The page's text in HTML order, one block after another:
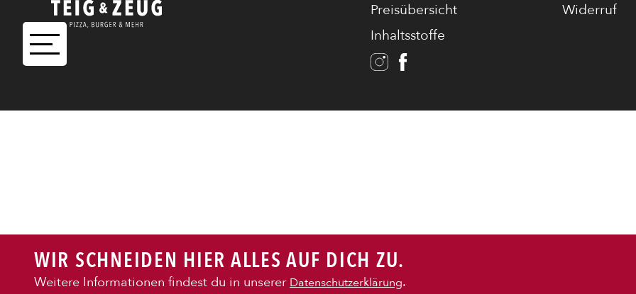
PASTA
AUFLAUF
Preisübersicht
Inhaltsstoffe
Widerruf
WIR SCHNEIDEN HIER ALLES AUF DICH ZU.
Weitere Informationen findest du in unserer Datenschutzerklärung.